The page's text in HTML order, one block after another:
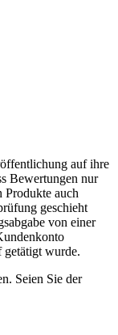
auf ihre
Bewertungen nur
Produkte auch
geschieht
von einer
getätigt wurde.
Seien Sie der